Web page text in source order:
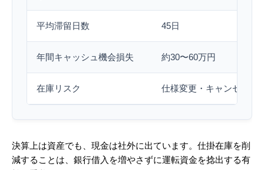
平均滞留日数 45日
年間キャッシュ機会損失 約30〜60万円
在庫リスク 仕様変更・キャンセル時
決算上は資産でも、現金は社外に出ています。仕掛在庫を削
減することは、銀行借入を増やさずに運転資金を捻出する有